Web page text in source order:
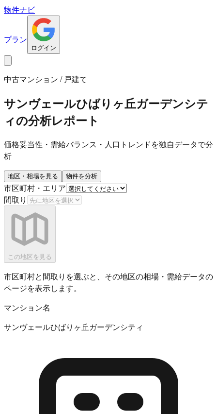
物件ナビ
プラン
ログイン
中古マンション / 戸建て
サンヴェールひばりヶ丘ガーデンシテ
ィの分析レポート
価格妥当性・需給バランス・人口トレンドを独自データで分
析
地区・相場を見る 物件を分析
市区町村・エリア
間取り
この地区を見る
市区町村と間取りを選ぶと、その地区の相場・需給データの
ページを表示します。
マンション名
サンヴェールひばりヶ丘ガーデンシティ